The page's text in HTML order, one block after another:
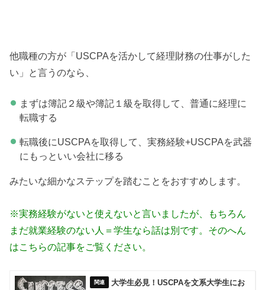
他職種の方が「USCPAを活かして経理財務の仕事がした
い」と言うのなら、
まずは簿記２級や簿記１級を取得して、普通に経理に
転職する
転職後にUSCPAを取得して、実務経験+USCPAを武器
にもっといい会社に移る
みたいな細かなステップを踏むことをおすすめします。
※実務経験がないと使えないと言いましたが、もちろん
まだ就業経験のない人＝学生なら話は別です。そのへん
はこちらの記事をご覧ください。
大学生必見！USCPAを文系大学生にお